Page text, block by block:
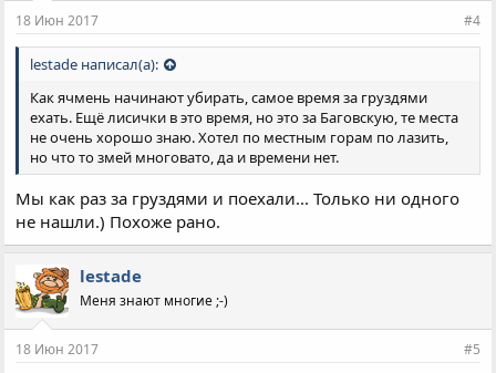
18 Июн 2017 #4
lestade написал(а):
Как ячмень начинают убирать, самое время за груздями
ехать. Ещё лисички в это время, но это за Баговскую, те места
не очень хорошо знаю. Хотел по местным горам по лазить,
но что то змей многовато, да и времени нет.
Мы как раз за груздями и поехали... Только ни одного
не нашли.) Похоже рано.
lestade
Меня знают многие ;-)
18 Июн 2017 #5